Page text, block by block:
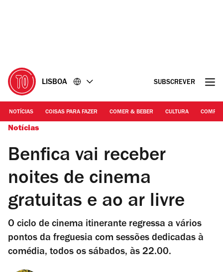
LISBOA SUBSCREVER
NOTÍCIAS COISAS PARA FAZER COMER & BEBER CULTURA
Notícias
Benfica vai receber
noites de cinema
gratuitas e ao ar livre
O ciclo de cinema itinerante regressa a vários
pontos da freguesia com sessões dedicadas à
comédia, todos os sábados, às 22.00.